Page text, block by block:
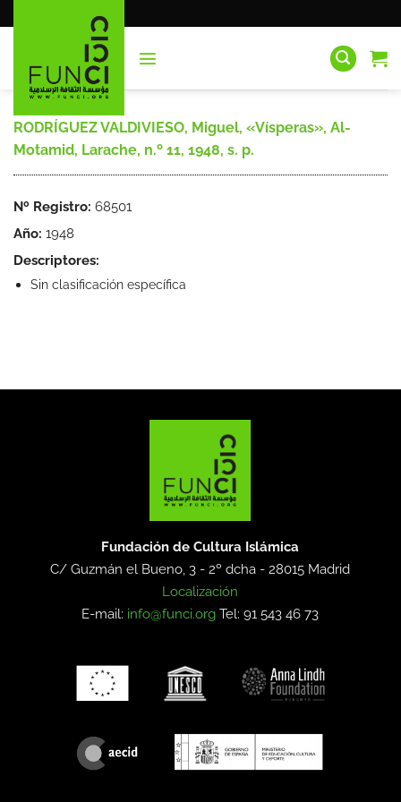
al
RODRÍGUEZ VALDIVIESO, Miguel, «Vísperas», Al-
Motamid, Larache, n.º 11, 1948, s. p.
Nº Registro: 68501
Año: 1948
Descriptores:
Sin clasificación específica
Fundación de Cultura Islámica
C/ Guzmán el Bueno, 3 - 2º dcha -28015 Madrid
Localización
E-mail: info@funci.org Tel: 91 543 46 73